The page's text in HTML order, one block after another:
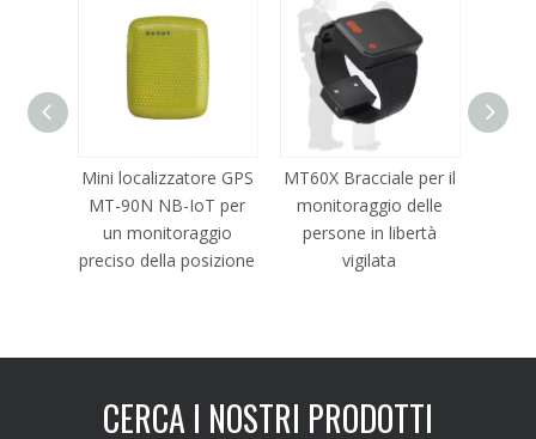
Mini localizzatore GPS
MT-90N NB-IoT per
un monitoraggio
preciso della posizione
MT60X Bracciale per il
monitoraggio delle
persone in libertà
vigilata
CERCA I NOSTRI PRODOTTI